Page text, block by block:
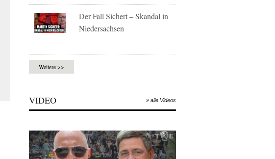
Der Fall Sichert – Skandal in
Niedersachsen
Weitere >>
VIDEO » alle Videos